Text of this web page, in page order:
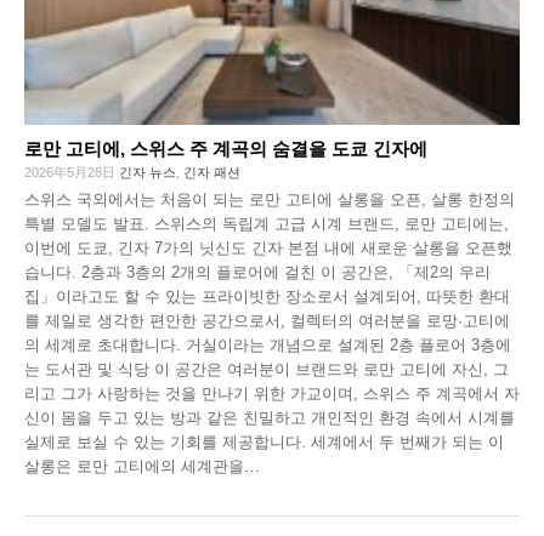
로만 고티에, 스위스 주 계곡의 숨결을 도쿄 긴자에
2026年5月28日 긴자 뉴스 긴자 패션
스위스 국외에서는 처음이 되는 로만 고티에 살롱을 오픈, 살롱 한정의
특별 모델도 발표. 스위스의 독립계 고급 시계 브랜드, 로만 고티에는,
이번에 도쿄, 긴자 7가의 닛신도 긴자 본점 내에 새로운 살롱을 오픈했
습니다. 2층과 3층의 2개의 플로어에 걸친 이 공간은, 「제2의 우리
집」이라고도 할 수 있는 프라이빗한 장소로서 설계되어, 따뜻한 환대
를 제일로 생각한 편안한 공간으로서, 컬렉터의 여러분을 로망·고티에
의 세계로 초대합니다. 거실이라는 개념으로 설계된 2층 플로어 3층에
는 도서관 및 식당 이 공간은 여러분이 브랜드와 로만 고티에 자신, 그
리고 그가 사랑하는 것을 만나기 위한 가교이며, 스위스 주 계곡에서 자
신이 몸을 두고 있는 방과 같은 친밀하고 개인적인 환경 속에서 시계를
실제로 보실 수 있는 기회를 제공합니다. 세계에서 두 번째가 되는 이
살롱은 로만 고티에의 세계관을…